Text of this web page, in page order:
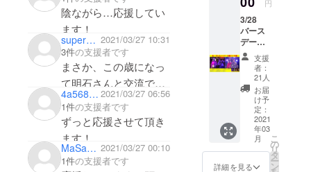
陰ながら…応援してい
ます！
super_star_son_goku 2021/03/27 10:31
3件の支援者です
まさか、この歳になっ
て明石さんと交流でき
るようになるとは、大
変驚きです。
これからも色々と楽し
みにしてます。
4a56886273b4 2021/03/27 06:56
1件の支援者です
ずっと応援させて頂き
ます！
お身体をご自愛されつ
MaSakun178 2021/03/27 00:10
1件の支援者です
も、出
来る範
囲です
が)など
を書い
てくだ
さい。
ライブ
の写真
集で
す。オ
マケに
缶バッ
ジを付
けま
す。 タ
テ15cm
ヨコ
10cm
36ペー
ジ
円
3/28
バース
デーラ
イブを
配信で
見る事
ができ
ます。
1ヶ月間
はアー
カイブ
が残り
ます。
ダウン
支援
者：
21人
お届
け予
定：
2021
年03
月
詳細を見る
こ
の
リ
タ
ー
ン